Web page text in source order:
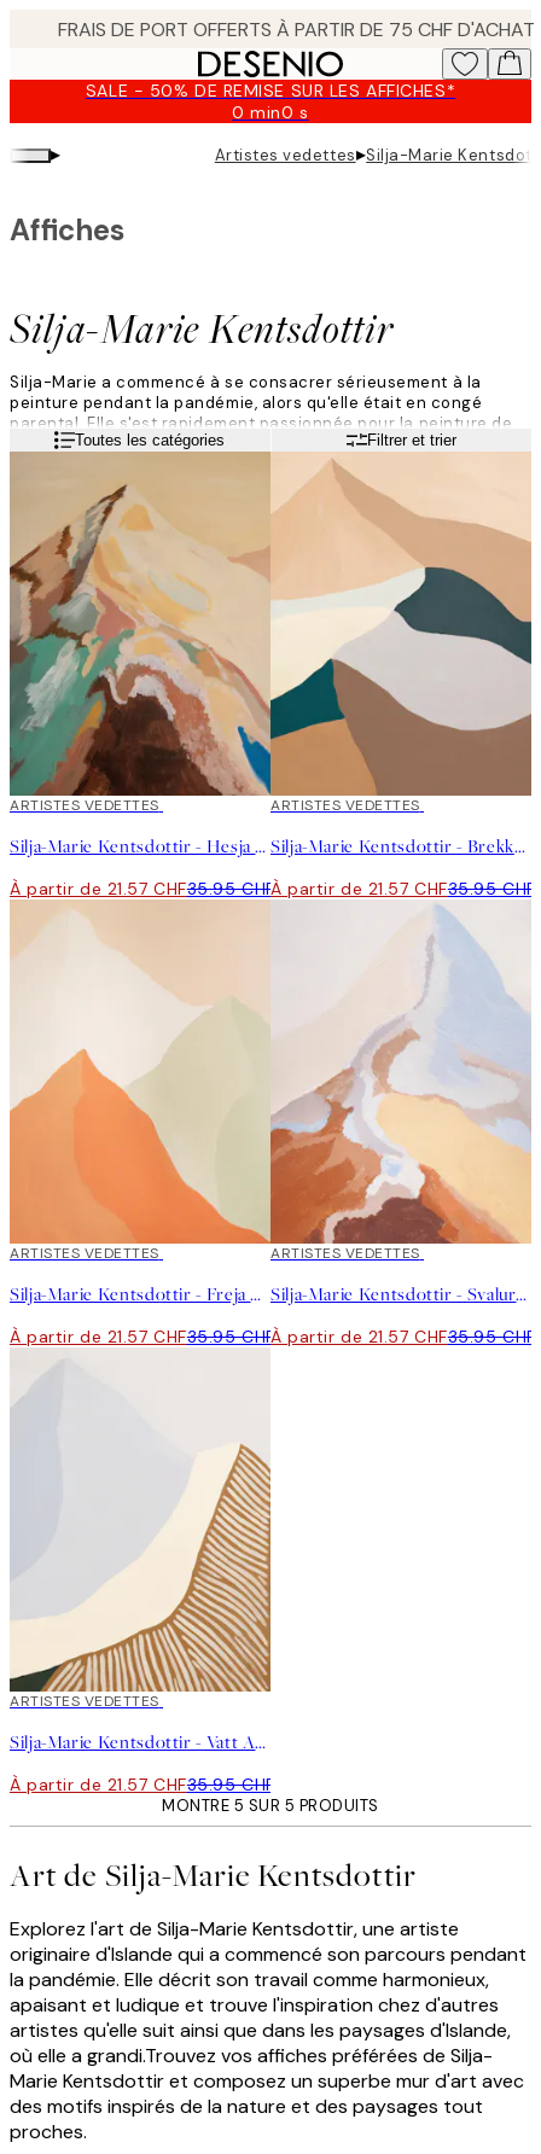
content.SALE - 50% DE REMISE SUR LES AFFICHES*
0 min0 s
Valable
jusqu'au
:
▸ Artistes vedettes▸Silja-Marie
Silja-Marie Kentsdottir
Affiches
Silja-Marie a commencé à se consacrer sérieusement à la
peinture pendant la pandémie, alors qu'elle était en congé
parental. Elle s'est rapidement passionnée pour la peinture de
montagnes, ce qui a mené à sa première exposition. Elle décrit
son art comme harmonieux, apaisant et ludique.
Lire la suiteToutes les catégories Filtrer et trier
40%*
ARTISTES VEDETTES
Silja-Marie Kentsdottir - Hesja Affiche
À partir de 21.57 CHF35.95 CHF
40%*
ARTISTES VEDETTES
Silja-Marie Kentsdottir - Brekka Affiche
À partir de 21.57 CHF35.95 CHF
40%*
ARTISTES VEDETTES
Silja-Marie Kentsdottir - Freja Affiche
À partir de 21.57 CHF35.95 CHF
40%*
ARTISTES VEDETTES
Silja-Marie Kentsdottir - Svalur Affiche
À partir de 21.57 CHF35.95 CHF
40%*
ARTISTES VEDETTES
Silja-Marie Kentsdottir - Vatt Affiche
À partir de 21.57 CHF35.95 CHF
MONTRE 5 SUR 5 PRODUITS
Art de Silja-Marie Kentsdottir
Explorez l'art de Silja-Marie Kentsdottir, une artiste
originaire d'Islande qui a commencé son parcours pendant
la pandémie. Elle décrit son travail comme harmonieux,
apaisant et ludique et trouve l'inspiration chez d'autres
artistes qu'elle suit ainsi que dans les paysages d'Islande,
où elle a grandi.Trouvez vos affiches préférées de Silja-
Marie Kentsdottir et composez un superbe mur d'art avec
des motifs inspirés de la nature et des paysages tout
proches.